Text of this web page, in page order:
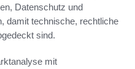
Datenschutz und
damit technische, rechtliche
sind.
mit